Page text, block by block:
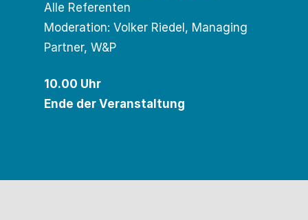
Alle Referenten
Moderation: Volker Riedel, Managing
Partner, W&P
10.00 Uhr
Ende der Veranstaltung